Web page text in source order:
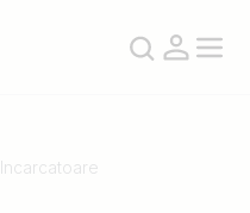
Incarcatoare